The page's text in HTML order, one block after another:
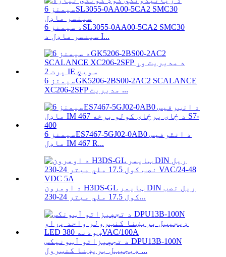
د سیمنز 6SL3055-0AA00-5CA2 SMC30
سینسر ماډل د I...
سیمنز 6GK5206-2BS00-2AC2 SCALANCE
XC206-2SFP مدیریت ...
سیمنز 6ES7467-5GJ02-0AB0 د انٹرفیس
ماډل IM 467 R...
د اومرون H3DS-GL ټایمر DIN ریل نصب
کول 17.5 ملي میتر 24-230...
د تجهیزاتو آټونیکس DPU13B-100N
ډیجیټل بریښنا کنټرول ...